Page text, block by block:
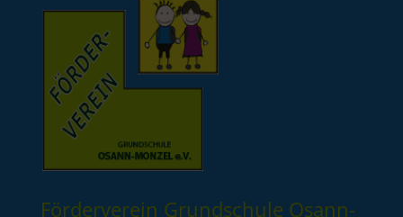
Förderverein Grundschule Osann-